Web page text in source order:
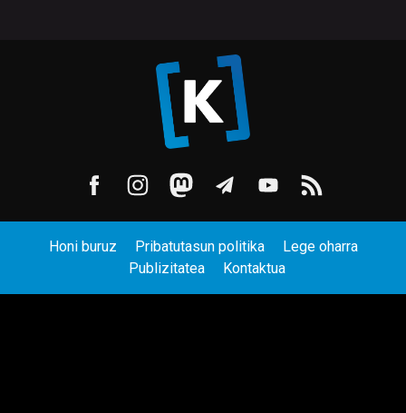
Honi buruz Pribatutasun politika
Lege oharra
Publizitatea
Kontaktua